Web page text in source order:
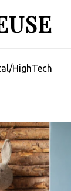
HighTech